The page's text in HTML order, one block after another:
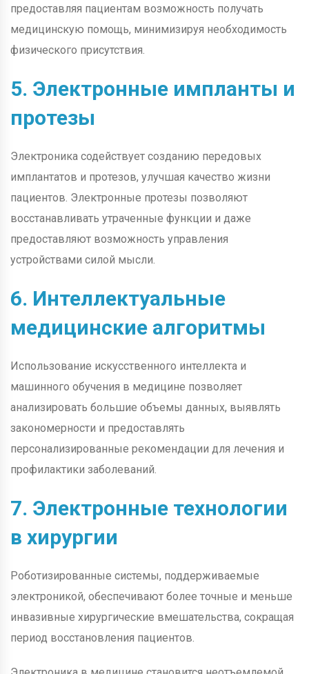
предоставляя пациентам возможность получать
медицинскую помощь, минимизируя необходимость
физического присутствия.
5. Электронные импланты и
протезы
Электроника содействует созданию передовых
имплантатов и протезов, улучшая качество жизни
пациентов. Электронные протезы позволяют
восстанавливать утраченные функции и даже
предоставляют возможность управления
устройствами силой мысли.
6. Интеллектуальные
медицинские алгоритмы
Использование искусственного интеллекта и
машинного обучения в медицине позволяет
анализировать большие объемы данных, выявлять
закономерности и предоставлять
персонализированные рекомендации для лечения и
профилактики заболеваний.
7. Электронные технологии
в хирургии
Роботизированные системы, поддерживаемые
электроникой, обеспечивают более точные и меньше
инвазивные хирургические вмешательства, сокращая
период восстановления пациентов.